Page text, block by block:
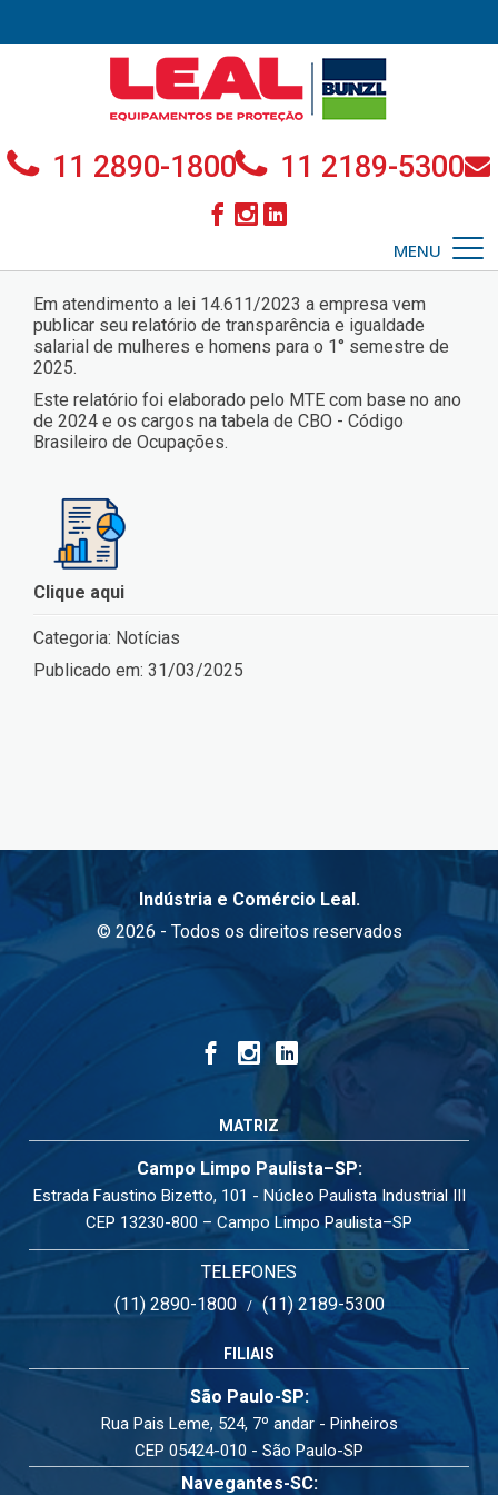
11 2890-1800 11 2189-5300
MENU
Em atendimento a lei 14.611/2023 a empresa vem
publicar seu relatório de transparência e igualdade
salarial de mulheres e homens para o 1° semestre de
2025.
Este relatório foi elaborado pelo MTE com base no ano
de 2024 e os cargos na tabela de CBO - Código
Brasileiro de Ocupações.
Clique aqui
Categoria: Notícias
Publicado em: 31/03/2025
Indústria e Comércio Leal.
© 2026 - Todos os direitos reservados
MATRIZ
Campo Limpo Paulista–SP:
Estrada Faustino Bizetto, 101 - Núcleo Paulista Industrial III
CEP 13230-800 – Campo Limpo Paulista–SP
TELEFONES
(11) 2890-1800/(11) 2189-5300
FILIAIS
São Paulo-SP:
Rua Pais Leme, 524, 7º andar - Pinheiros
CEP 05424-010 - São Paulo-SP
Navegantes-SC: